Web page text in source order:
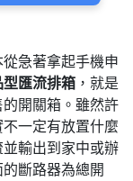
急著拿起手機申
型匯流排箱 ，就是
開關箱。雖然許
一定有放置什麼
輸出到家中或辦
斷路器為總開